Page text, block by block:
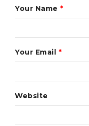
Your Name *
Your Email *
Website